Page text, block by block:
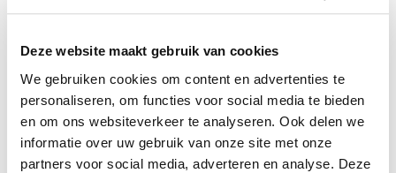
Deze website maakt gebruik van cookies
We gebruiken cookies om content en advertenties te
personaliseren, om functies voor social media te bieden
en om ons websiteverkeer te analyseren. Ook delen we
informatie over uw gebruik van onze site met onze
partners voor social media, adverteren en analyse. Deze